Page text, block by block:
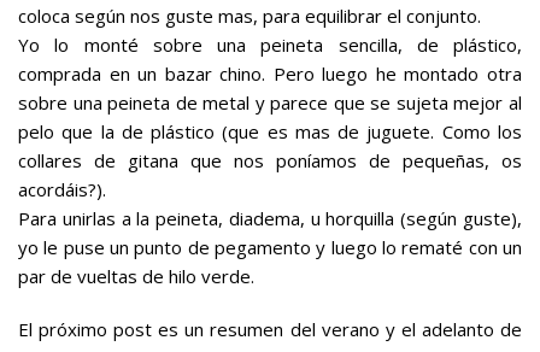
coloca según nos guste mas, para equilibrar el conjunto.
Yo lo monté sobre una peineta sencilla, de plástico,
comprada en un bazar chino. Pero luego he montado otra
sobre una peineta de metal y parece que se sujeta mejor al
pelo que la de plástico (que es mas de juguete. Como los
collares de gitana que nos poníamos de pequeñas, os
acordáis?).
Para unirlas a la peineta, diadema, u horquilla (según guste),
yo le puse un punto de pegamento y luego lo rematé con un
par de vueltas de hilo verde.
El próximo post es un resumen del verano y el adelanto de